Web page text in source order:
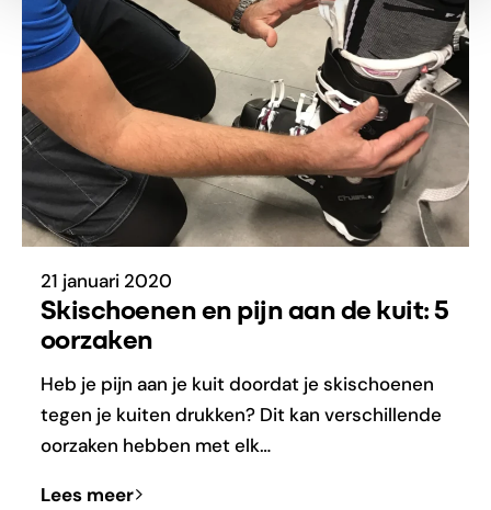
21 januari 2020
Skischoenen en pijn aan de kuit: 5
oorzaken
Heb je pijn aan je kuit doordat je skischoenen
tegen je kuiten drukken? Dit kan verschillende
oorzaken hebben met elk…
Lees meer